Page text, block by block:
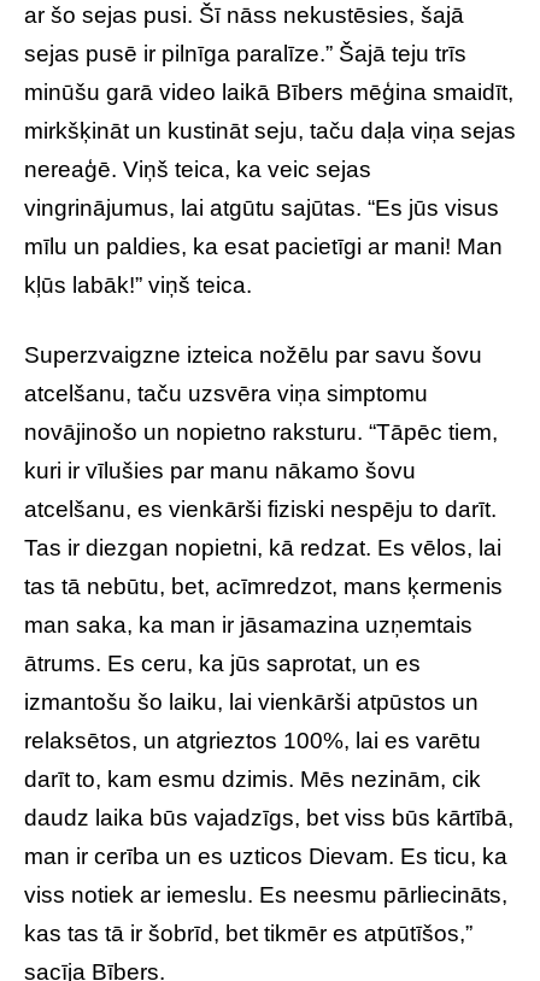
ar šo sejas pusi. Šī nāss nekustēsies, šajā
sejas pusē ir pilnīga paralīze.” Šajā teju trīs
minūšu garā video laikā Bībers mēģina smaidīt,
mirkšķināt un kustināt seju, taču daļa viņa sejas
nereaģē. Viņš teica, ka veic sejas
vingrinājumus, lai atgūtu sajūtas. “Es jūs visus
mīlu un paldies, ka esat pacietīgi ar mani! Man
kļūs labāk!” viņš teica.
Superzvaigzne izteica nožēlu par savu šovu
atcelšanu, taču uzsvēra viņa simptomu
novājinošo un nopietno raksturu. “Tāpēc tiem,
kuri ir vīlušies par manu nākamo šovu
atcelšanu, es vienkārši fiziski nespēju to darīt.
Tas ir diezgan nopietni, kā redzat. Es vēlos, lai
tas tā nebūtu, bet, acīmredzot, mans ķermenis
man saka, ka man ir jāsamazina uzņemtais
ātrums. Es ceru, ka jūs saprotat, un es
izmantošu šo laiku, lai vienkārši atpūstos un
relaksētos, un atgrieztos 100%, lai es varētu
darīt to, kam esmu dzimis. Mēs nezinām, cik
daudz laika būs vajadzīgs, bet viss būs kārtībā,
man ir cerība un es uzticos Dievam. Es ticu, ka
viss notiek ar iemeslu. Es neesmu pārliecināts,
kas tas tā ir šobrīd, bet tikmēr es atpūtīšos,”
sacīja Bībers.